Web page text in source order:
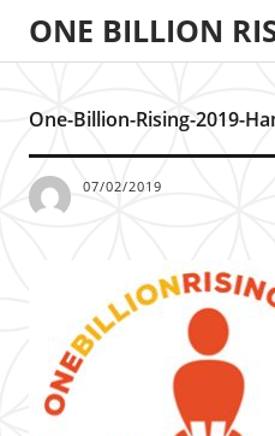
ONE BILLION
One-Billion-Rising-2019-
07/02/2019